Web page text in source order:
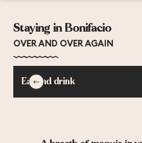
EXPOSITION DE L'ARTISTE TANI
BIENNALE INTERNATIONALE
LES JEUDIS POLYPHONIQUES DE
EXPOSITION NIMU DORMI -
PATRIMOINE EN JEUX
Staying in Bonifacio
OVER AND OVER AGAIN
Eat and drink